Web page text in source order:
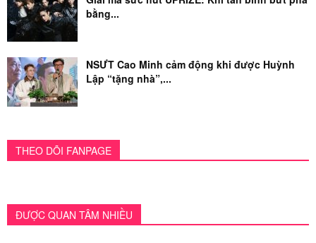
bằng...
NSƯT Cao Minh cảm động khi được Huỳnh
Lập “tặng nhà”,...
THEO DÕI FANPAGE
ĐƯỢC QUAN TÂM NHIỀU